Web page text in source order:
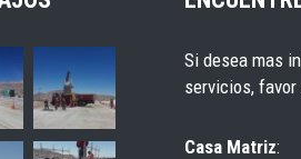
Si desea mas
servicios,
Casa Matriz: